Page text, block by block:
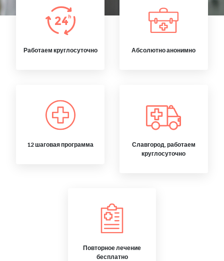
Работаем круглосуточно Абсолютно анонимно
12 шаговая программа
Славгород, работаем
круглосуточно
Повторное лечение
бесплатно